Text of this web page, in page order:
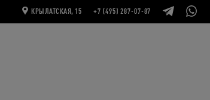
КРЫЛАТСКАЯ, 15 +7 (495) 287-07-87